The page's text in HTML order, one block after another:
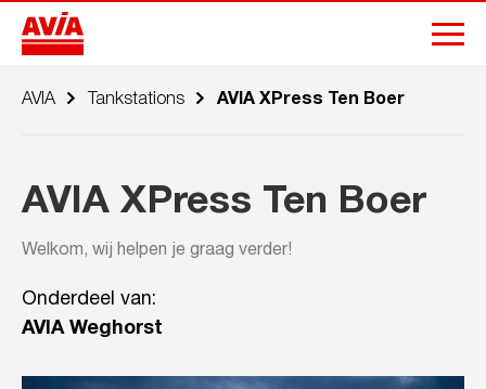
AVIA Tankstations AVIA XPress Ten Boer
AVIA XPress Ten Boer
Welkom, wij helpen je graag verder!
Onderdeel van:
AVIA Weghorst